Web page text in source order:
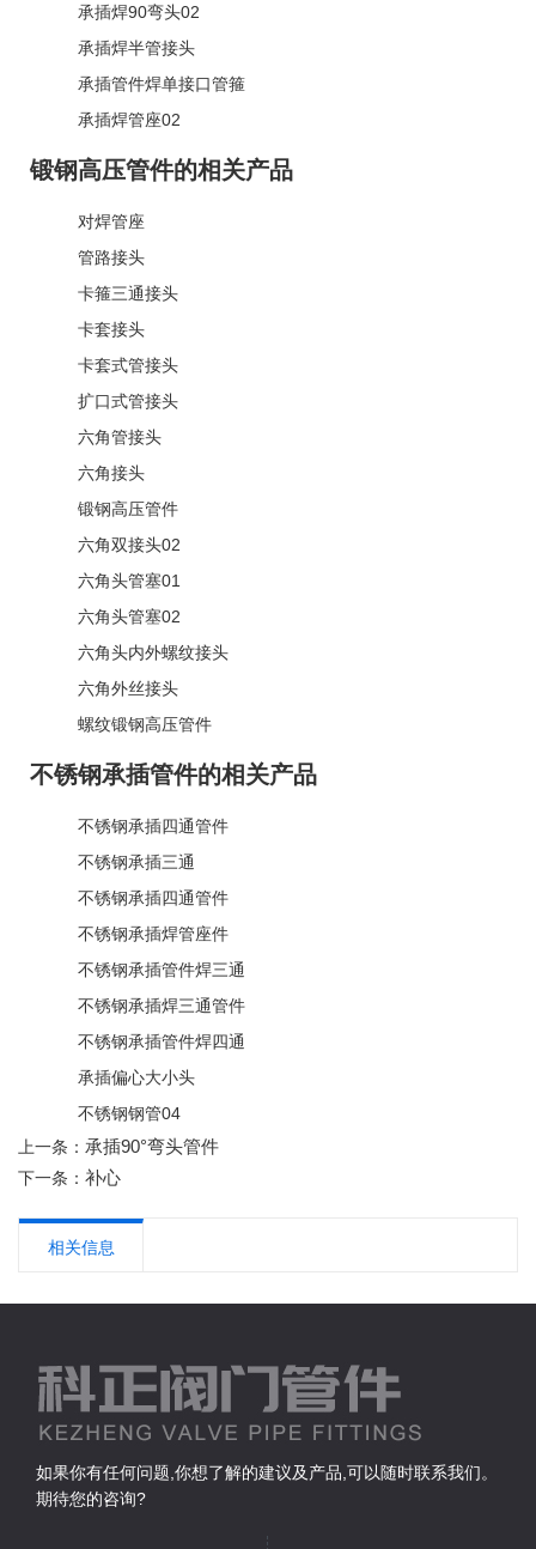
承插焊90弯头02
承插焊半管接头
承插管件焊单接口管箍
承插焊管座02
锻钢高压管件的相关产品
对焊管座
管路接头
卡箍三通接头
卡套接头
卡套式管接头
扩口式管接头
六角管接头
六角接头
锻钢高压管件
六角双接头02
六角头管塞01
六角头管塞02
六角头内外螺纹接头
六角外丝接头
螺纹锻钢高压管件
不锈钢承插管件的相关产品
不锈钢承插四通管件
不锈钢承插三通
不锈钢承插四通管件
不锈钢承插焊管座件
不锈钢承插管件焊三通
不锈钢承插焊三通管件
不锈钢承插管件焊四通
承插偏心大小头
不锈钢钢管04
上一条： 承插90°弯头管件
下一条： 补心
相关信息
如果你有任何问题,你想了解的建议及产品,可以随时联系我们。
期待您的咨询?